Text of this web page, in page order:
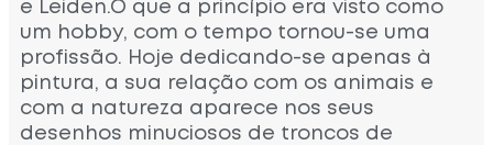
e Leiden.O que a princípio era visto como
um hobby, com o tempo tornou-se uma
profissão. Hoje dedicando-se apenas à
pintura, a sua relação com os animais e
com a natureza aparece nos seus
desenhos minuciosos de troncos de